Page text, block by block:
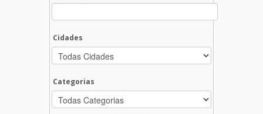
Cidades
Categorias